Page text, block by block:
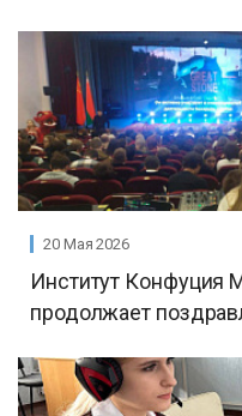
20 Мая 2026
Институт Конфуция
продолжает